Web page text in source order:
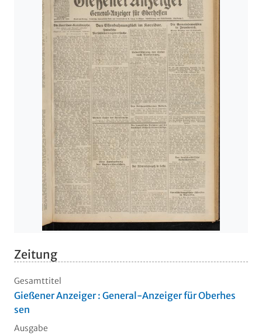
Zeitung
Gesamttitel
Gießener Anzeiger : General-Anzeiger für Oberhes
sen
Ausgabe